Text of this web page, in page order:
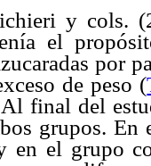
y cols.
el
por
de peso (
final del
grupos.
en el grupo